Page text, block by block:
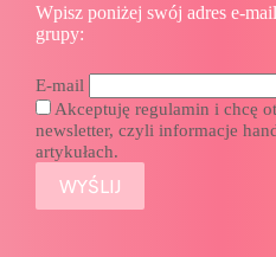
Wpisz poniżej swój adres e-
grupy:
E-mail
Akceptuję regulamin i chcę
newsletter, czyli informacje
artykułach.